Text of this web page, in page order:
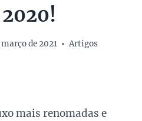
março de 2021 Artigos
mais renomadas e